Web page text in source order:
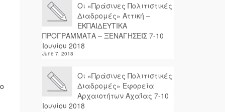
Οι «Πράσινες Πολιτιστικές
Διαδρομές» Αττική –
ΕΚΠΑΙΔΕΥΤΙΚΑ
ΠΡΟΓΡΑΜΜΑΤΑ – ΞΕΝΑΓΗΣΕΙΣ 7-10
Ιουνίου 2018
June 7, 2018
Οι «Πράσινες Πολιτιστικές
Διαδρομές» Εφορεία
Αρχαιοτήτων Αχαΐας 7-10
Ιουνίου 2018